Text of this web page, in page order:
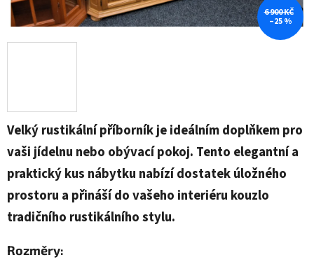
Velký rustikální příborník je ideálním doplňkem pro
vaši jídelnu nebo obývací pokoj. Tento elegantní a
praktický kus nábytku nabízí dostatek úložného
prostoru a přináší do vašeho interiéru kouzlo
tradičního rustikálního stylu.
Rozměry:
6 900 KČ
–25 %